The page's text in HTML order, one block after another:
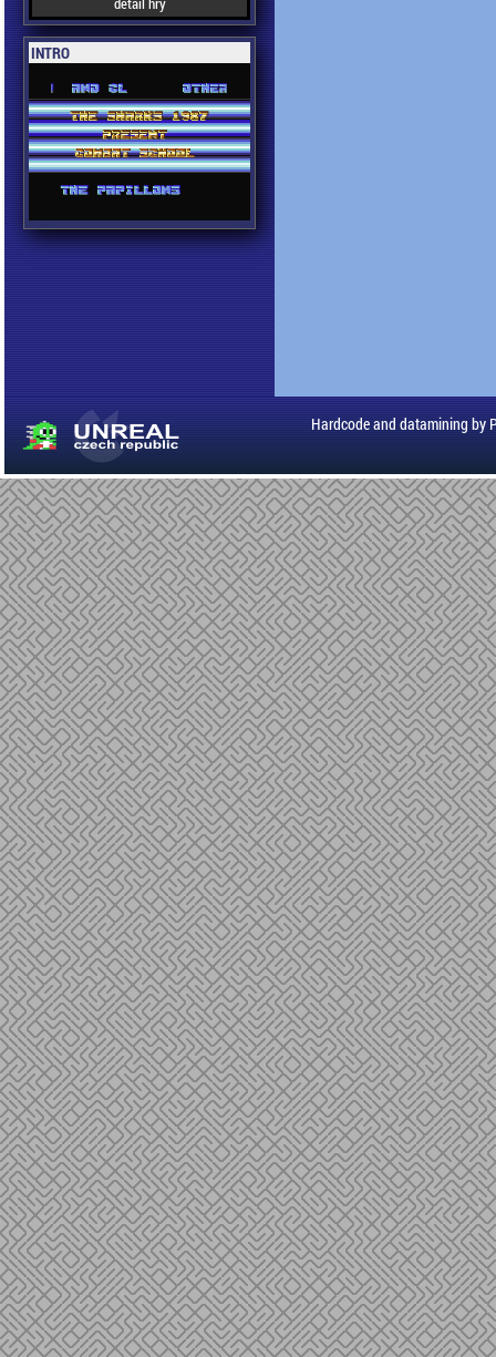
INTRO
Hardcode and datamining by